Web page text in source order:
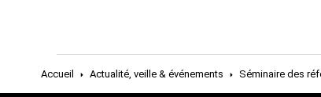
Accueil Actualité, veille & événements Séminaire des